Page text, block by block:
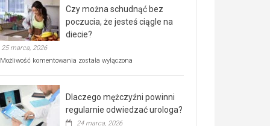
bezpłatna
akcja
profilaktyczna
w
już
kwietnia!
Czy można schudnąć bez
poczucia, że jesteś ciągle na
diecie?
25 marca, 2026
Możliwość komentowania Czy
poczucia,
że
została wyłączona
Dlaczego mężczyźni powinni
regularnie odwiedzać urologa?
24 marca, 2026